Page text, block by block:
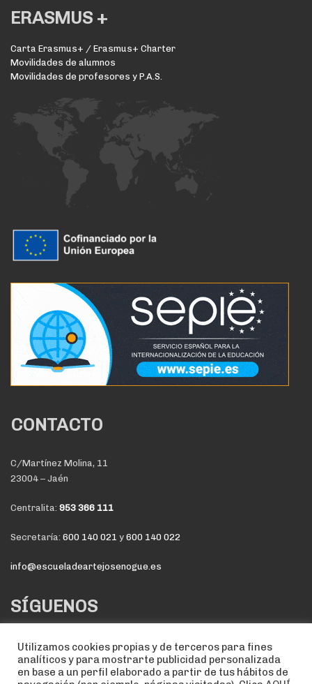
ERASMUS +
Carta Erasmus+ / Erasmus+ Charter
Movilidades de alumnos
Movilidades de profesores y P.A.S.
CONTACTO
C/Martínez Molina, 11
23004 – Jaén
Centralita: 953 366 111
Secretaría: 600 140 021 y 600 140 022
info@escueladeartejosenogue.es
SÍGUENOS
Utilizamos cookies propias y de terceros para fines
analíticos y para mostrarte publicidad personalizada
en base a un perfil elaborado a partir de tus hábitos de